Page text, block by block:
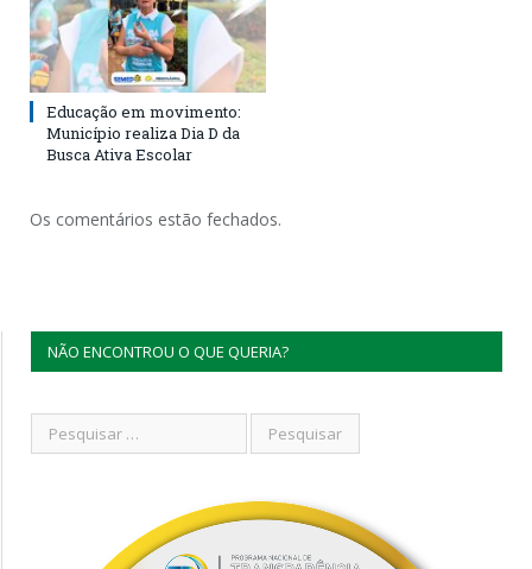
Educação em movimento:
Município realiza Dia D da
Busca Ativa Escolar
Os comentários estão fechados.
NÃO ENCONTROU O QUE QUERIA?